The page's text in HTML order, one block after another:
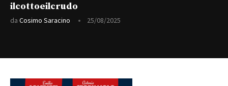
ilcottoeilcrudo
da Cosimo Saracino 25/08/2025